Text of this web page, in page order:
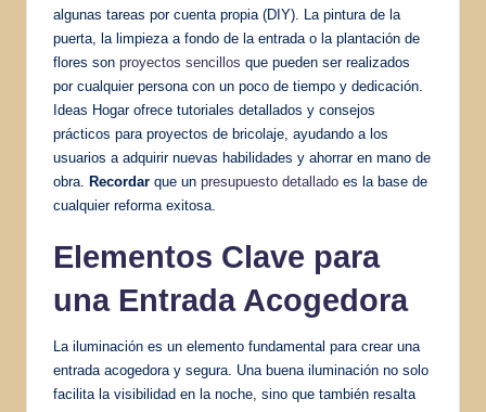
algunas tareas por cuenta propia (DIY). La pintura de la
puerta, la limpieza a fondo de la entrada o la plantación de
flores son proyectos sencillos que pueden ser realizados
por cualquier persona con un poco de tiempo y dedicación.
Ideas Hogar ofrece tutoriales detallados y consejos
prácticos para proyectos de bricolaje, ayudando a los
usuarios a adquirir nuevas habilidades y ahorrar en mano de
obra. Recordar que un presupuesto detallado es la base de
cualquier reforma exitosa.
Elementos Clave para
una Entrada Acogedora
La iluminación es un elemento fundamental para crear una
entrada acogedora y segura. Una buena iluminación no solo
facilita la visibilidad en la noche, sino que también resalta